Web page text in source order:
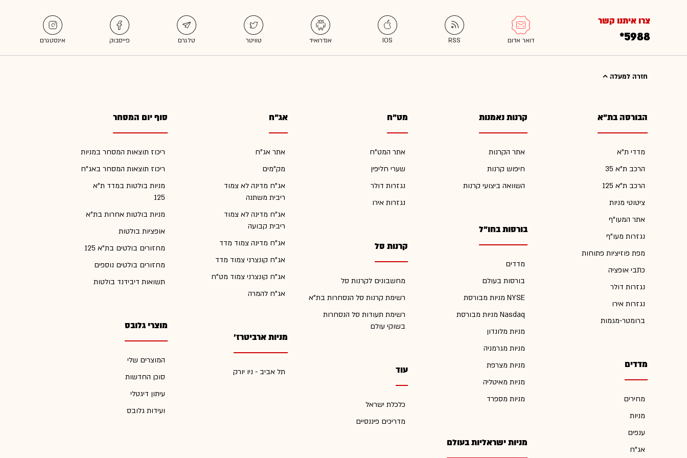
צרו איתנו קשר
*5988
חזרה למעלה
הבורסה בת"א
מדדי ת"א
הרכב ת"א 35
הרכב ת"א 125
ציטוטי מניות
אתר המעו"ף
נגזרות מעו"ף
מפת פוזיציות פתוחות
כתבי אופציה
נגזרות דולר
נגזרות אירו
ברומטר-מגמות
מדדים
מחירים
מניות
ענפים
אג"ח
קרנות נאמנות
אתר הקרנות
חיפוש קרנות
השוואה ביצועי קרנות
בורסות בחו"ל
מדדים
בורסות בעולם
מניות מבורסת NYSE
מניות מבורסת Nasdaq
מניות מלונדון
מניות מגרמניה
מניות מצרפת
מניות מאיטליה
מניות מספרד
מניות ישראליות בעולם
מט"ח
אתר המט"ח
שערי חליפין
נגזרות דולר
נגזרות אירו
קרנות סל
מחשבונים לקרנות סל
רשימת קרנות סל הנסחרות בת"א
רשימת תעודות סל הנסחרות
בשוקי עולם
עוד
כלכלת ישראל
מדריכים פיננסיים
אג"ח
אתר אג"ח
מק"מים
אג"ח מדינה לא צמוד
ריבית משתנה
אג"ח מדינה לא צמוד
ריבית קבועה
אג"ח מדינה צמוד מדד
אג"ח קונצרני צמוד מדד
אג"ח קונצרני צמוד מט"ח
אג"ח להמרה
מניות ארביטרז'
תל אביב - ניו יורק
סוף יום המסחר
ריכוז תוצאות המסחר במניות
ריכוז תוצאות המסחר באג"ח
מניות בולטות במדד ת"א
125
מניות בולטות אחרות בת"א
אופציות בולטות
מחזורים בולטים בת"א 125
מחזורים בולטים נוספים
תשואות דיבידנד בולטות
מוצרי גלובס
המוצרים שלי
סוכן החדשות
עיתון דיגטלי
ועידות גלובס